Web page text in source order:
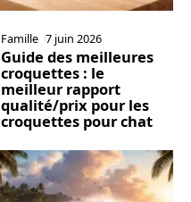
Famille 7 juin 2026
Guide des meilleures
croquettes : le
meilleur rapport
qualité/prix pour les
croquettes pour chat